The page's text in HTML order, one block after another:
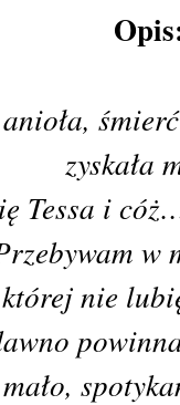
zyskała
Tessa i
w
nie